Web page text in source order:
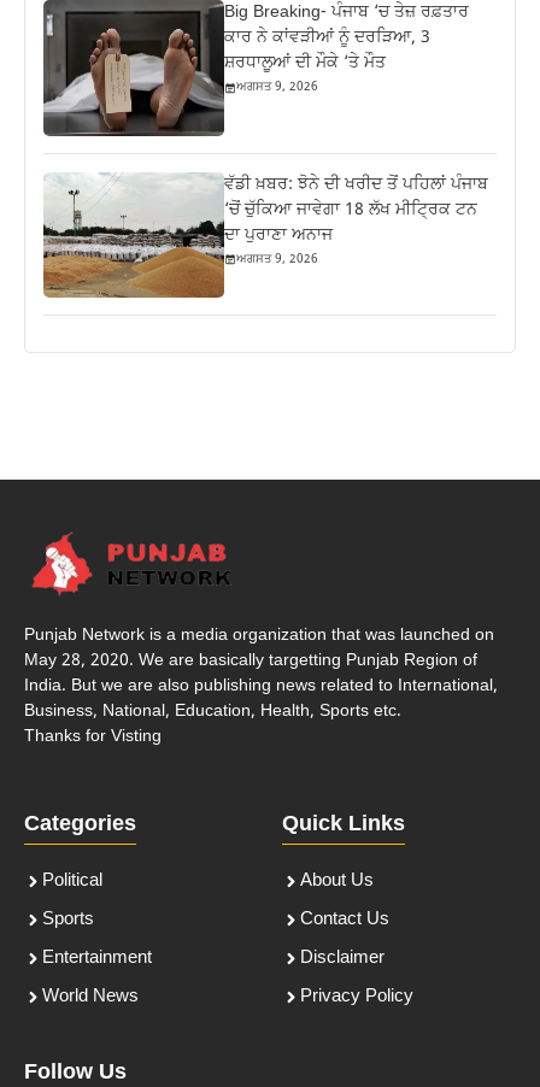
Big Breaking- ਪੰਜਾਬ ‘ਚ ਤੇਜ਼ ਰਫ਼ਤਾਰ
ਕਾਰ ਨੇ ਕਾਂਵੜੀਆਂ ਨੂੰ ਦਰੜਿਆ, 3
ਸ਼ਰਧਾਲੂਆਂ ਦੀ ਮੌਕੇ ‘ਤੇ ਮੌਤ
ਅਗਸਤ 9, 2026
ਵੱਡੀ ਖ਼ਬਰ: ਝੋਨੇ ਦੀ ਖਰੀਦ ਤੋਂ ਪਹਿਲਾਂ ਪੰਜਾਬ
‘ਚੋਂ ਚੁੱਕਿਆ ਜਾਵੇਗਾ 18 ਲੱਖ ਮੀਟ੍ਰਿਕ ਟਨ
ਦਾ ਪੁਰਾਣਾ ਅਨਾਜ
ਅਗਸਤ 9, 2026
Punjab Network is a media organization that was launched on
May 28, 2020. We are basically targetting Punjab Region of
India. But we are also publishing news related to International,
Business, National, Education, Health, Sports etc.
Thanks for Visting
Categories
Political
Sports
Entertainment
World News
Quick Links
About Us
Contact Us
Disclaimer
Privacy Policy
Follow Us